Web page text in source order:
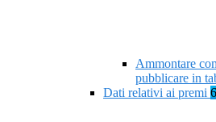
Ammontare
pubblicare in
Dati relativi ai premi 6